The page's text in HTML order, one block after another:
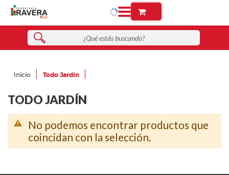
Inicio Todo Jardín
TODO JARDÍN
No podemos encontrar productos que
coincidan con la selección.